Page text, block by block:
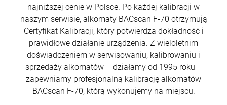
najniższej cenie w Polsce. Po każdej kalibracji w
naszym serwisie, alkomaty BACscan F-70 otrzymują
Certyfikat Kalibracji, który potwierdza dokładność i
prawidłowe działanie urządzenia. Z wieloletnim
doświadczeniem w serwisowaniu, kalibrowaniu i
sprzedaży alkomatów – działamy od 1995 roku –
zapewniamy profesjonalną kalibrację alkomatów
BACscan F-70, którą wykonujemy na miejscu.